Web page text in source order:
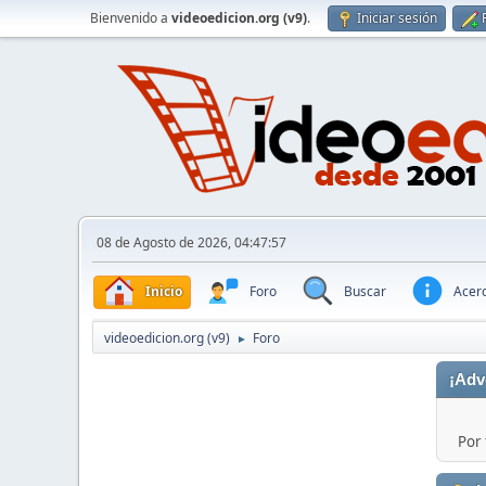
Bienvenido a videoedicion.org (v9). Iniciar sesión
08 de Agosto de 2026, 04:47:57
Inicio Foro Buscar
videoedicion.org (v9) ► Foro
Por